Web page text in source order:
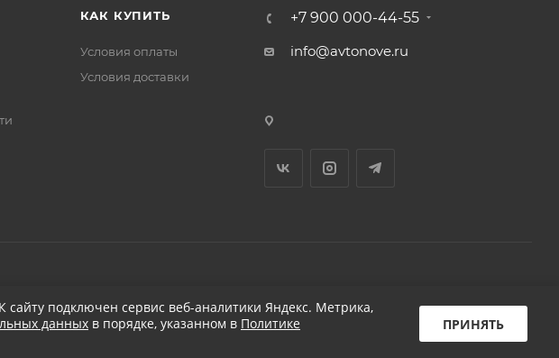
КАК КУПИТЬ
Условия оплаты
Условия доставки
+7 900 000-44-55
info@avtonove.ru
Разработано в KAPUSTA LAB
подключен сервис веб-аналитики Яндекс. Метрика,
данных в порядке, указанном в Политике
ПРИНЯТЬ